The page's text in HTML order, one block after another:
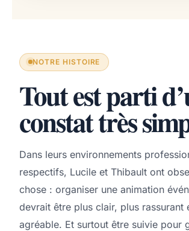
NOTRE HISTOIRE
Tout est parti
constat très
Dans leurs environnements
respectifs, Lucile et Thibault ont
chose : organiser une animation
devrait être plus clair, plus rassurant
agréable. Et surtout être suivie pour